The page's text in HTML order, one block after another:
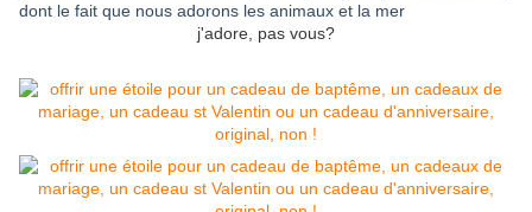
dont le fait que nous adorons les animaux et la mer
j'adore, pas vous?